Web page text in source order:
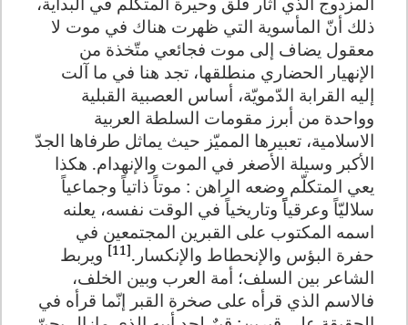
ذلك أنّ المأسوية التي ظهرت هناك في موت لا
معقول يضاف إلى موت فجائعي متّخذة من
الإنهيار الحضاري منطلقها، تجد هنا في ما آلت
إليه القرابة الدّمويّة، أساس العصبية القبلية
وواحدة من أبرز مقومات السلطة العربية
الاسلامية، تعبيرها المميّز حيث يماثل طرفاها الجدّ
الأكبر وسيلة الأصغر في الموت والإنهدام. هكذا
يعي المتكلّم وضعه الراهن : موتاً ذاتياً وجماعياً
سلاليّاً وعرقياًً وتاريخياً في الوقت نفسه، يعلنه
اسمه المكتوب على القبرين المجتمعين في
حفرة البؤس والإنحطاط والإنكسار.[11] ويربط
الشاعر بين السلف؛ أمة العرب وبين الخلف،
فالاسم الذي قرأه على صخرة القبر إنّما قرأه في